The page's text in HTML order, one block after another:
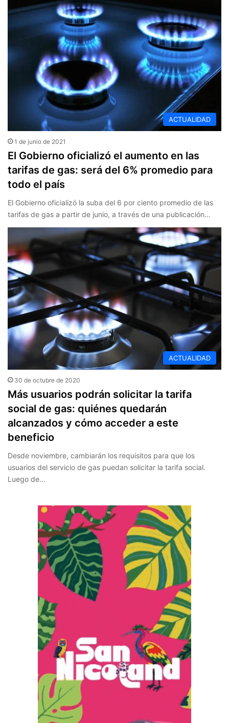
ACTUALIDAD
1 de junio de 2021
El Gobierno oficializó el aumento en las
tarifas de gas: será del 6% promedio para
todo el país
El Gobierno oficializó la suba del 6 por ciento promedio de las
tarifas de gas a partir de junio, a través de una publicación…
ACTUALIDAD
30 de octubre de 2020
Más usuarios podrán solicitar la tarifa
social de gas: quiénes quedarán
alcanzados y cómo acceder a este
beneficio
Desde noviembre, cambiarán los requisitos para que los
usuarios del servicio de gas puedan solicitar la tarifa social.
Luego de…